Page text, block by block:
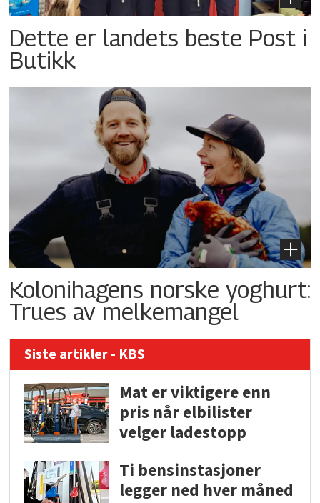
Dette er landets beste Post i
Butikk
Kolonihagens norske yoghurt:
Trues av melkemangel
Siste artikler - KBS
Mat er viktigere enn
pris når elbilister
velger ladestopp
Ti bensinstasjoner
legger ned hver måned